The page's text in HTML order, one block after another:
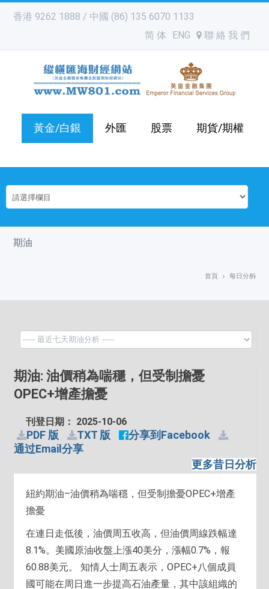
香港 9262 1888 / 中國 (86) 135 6070 1133
简 体
ENG 聯 絡 我 們
黃金/白銀 外匯 股票 期貨/期權
期油
首頁 每日分析
期油: 油價稍為喘穩，但受制擔憂
OPEC+增產擔憂
刊登日期： 2025-10-06
PDF 版 TXT 版
分享到Facebook
通过Email分享
更多昔日分析
紐約期油–油價稍為喘穩，但受制擔憂OPEC+增產
擔憂
在連日走低後，油價周五收高，但油價周線跌幅達
8.1%。美國原油收盤上漲40美分，漲幅0.7%，報
60.88美元。 知情人士周五表示，OPEC+八個成員
國可能在周日進一步提高石油產量，其中該組織的